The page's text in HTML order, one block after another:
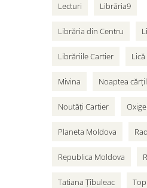
Lecturi Librăria9
Librăria din Centru
Librăriile Cartier
Mivina Noaptea
Noutăți Cartier
Planeta Moldova
Republica Moldova
Tatiana Țîbuleac Top